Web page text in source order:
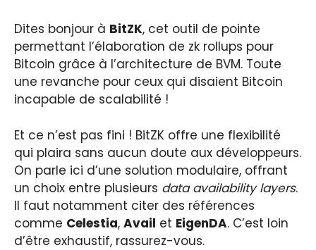
Dites bonjour à BitZK, cet outil de pointe
permettant l’élaboration de zk rollups pour
Bitcoin grâce à l’architecture de BVM. Toute
une revanche pour ceux qui disaient Bitcoin
incapable de scalabilité !
Et ce n’est pas fini ! BitZK offre une flexibilité
qui plaira sans aucun doute aux développeurs.
On parle ici d’une solution modulaire, offrant
un choix entre plusieurs data availability layers.
Il faut notamment citer des références
comme Celestia, Avail et EigenDA. C’est loin
d’être exhaustif, rassurez-vous.